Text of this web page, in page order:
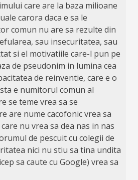
care are la baza milioane
carora daca e sa le
comun nu are sa rezulte din
sau insecuritatea, sau
si el motivatiile care-l pun pe
de pseudonim in lumina cea
de reinventie, care e o
e numitorul comun al
se teme vrea sa se
are nume cacofonic vrea sa
nu vrea sa dea nas in nas
de pescuit cu colegii de
nici nu stiu sa tina undita
sa caute cu Google) vrea sa